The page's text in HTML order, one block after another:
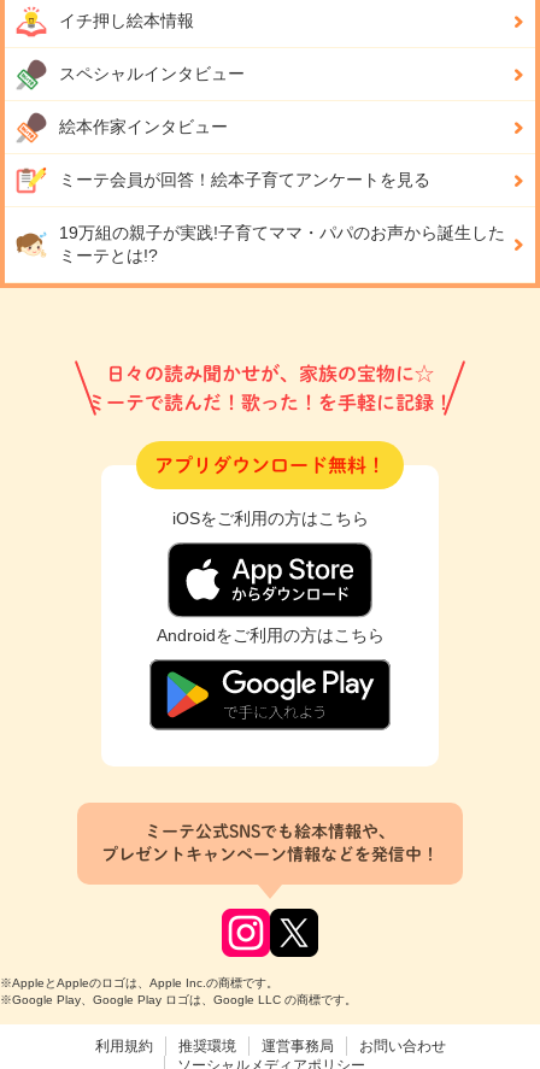
イチ押し絵本情報
スペシャルインタビュー
絵本作家インタビュー
ミーテ会員が回答！ 絵本子育てアンケートを見る
19万組の親子が実践!子育てママ・パパのお声から誕生した
ミーテとは!?
日々の読み聞かせが、家族の宝物に☆
ミーテで読んだ！歌った！を手軽に記録！
アプリダウンロード無料！
iOSをご利用の方はこちら
Androidをご利用の方はこちら
ミーテ公式SNSでも絵本情報や、
プレゼントキャンペーン情報などを発信中！
※AppleとAppleのロゴは、Apple Inc.の商標です。
※Google Play、Google Play ロゴは、Google LLC の商標です。
利用規約 推奨環境 運営事務局
お問い合わせ
ソーシャルメディアポリシー